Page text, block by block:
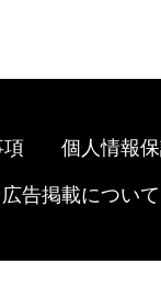
項 個人情報
広告掲載について